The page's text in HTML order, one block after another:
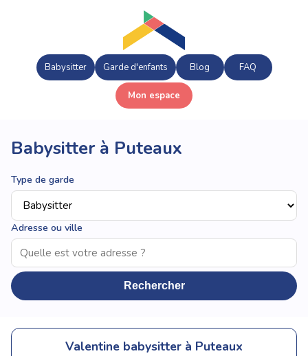
Babysitter Garde d'enfants Blog FAQ
Mon espace
Babysitter à Puteaux
Type de garde
Adresse ou ville
Rechercher
Valentine babysitter à Puteaux